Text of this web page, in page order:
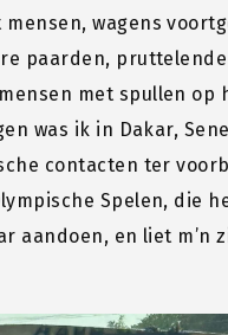
mensen, wagens
paarden,
met spullen op
was ik in Dakar,
contacten ter
Spelen, die
aandoen, en liet m’n